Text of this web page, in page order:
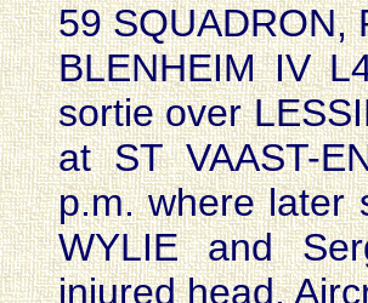
59 SQUADRON,
BLENHEIM IV
sortie over
at ST VAAST-
p.m. where later
WYLIE and
injured head.